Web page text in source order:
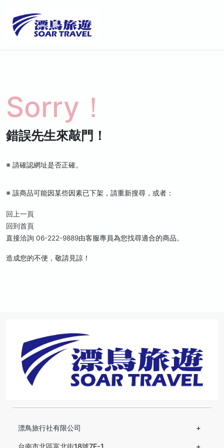
Sorry！
錯誤先生來敲門！
※ 請確認網址是否正確。
※ 該商品可能因某些因素已下架，請重新搜尋，或者：
回上一頁
回到首頁
直接洽詢 06-222-9889由客服專員為您找尋適合的商品。
造成您的不便，敬請見諒！
漂鳥旅行社有限公司